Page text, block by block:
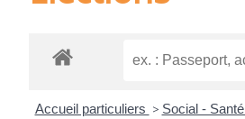
Accueil particuliers > Social - Santé